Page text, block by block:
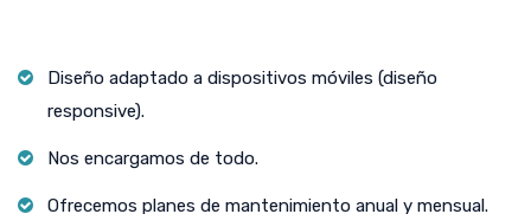
Diseño adaptado a dispositivos móviles (diseño
responsive).
Nos encargamos de todo.
Ofrecemos planes de mantenimiento anual y mensual.